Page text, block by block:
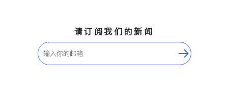
请订阅我们的新闻